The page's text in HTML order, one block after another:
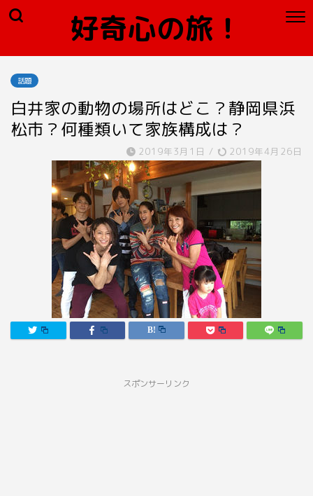
好奇心の旅！
話題
白井家の動物の場所はどこ？静岡県浜
松市？何種類いて家族構成は？
2019年3月1日 / 2019年4月26日
スポンサーリンク